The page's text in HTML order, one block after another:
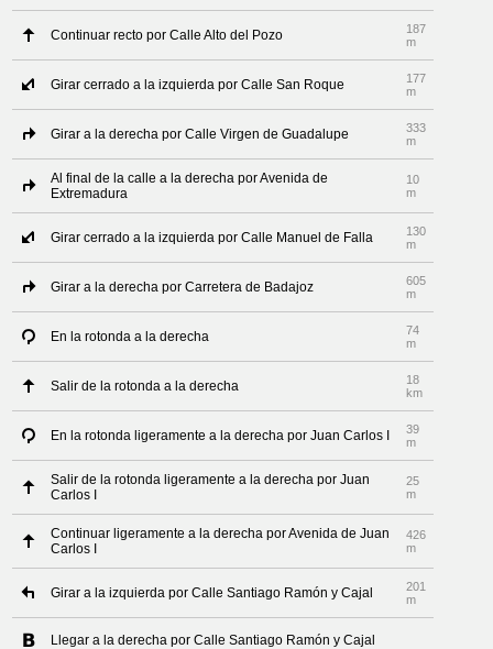
Continuar recto por Calle Alto del Pozo
187
m
Girar cerrado a la izquierda por Calle San Roque
177
m
Girar a la derecha por Calle Virgen de Guadalupe
333
m
Al final de la calle a la derecha por Avenida de
Extremadura
10
m
Girar cerrado a la izquierda por Calle Manuel de Falla
130
m
Girar a la derecha por Carretera de Badajoz
605
m
En la rotonda a la derecha
74
m
Salir de la rotonda a la derecha
18
km
En la rotonda ligeramente a la derecha por Juan Carlos I
39
m
Salir de la rotonda ligeramente a la derecha por Juan
Carlos I
25
m
Continuar ligeramente a la derecha por Avenida de Juan
Carlos I
426
m
Girar a la izquierda por Calle Santiago Ramón y Cajal
201
m
Llegar a la derecha por Calle Santiago Ramón y Cajal